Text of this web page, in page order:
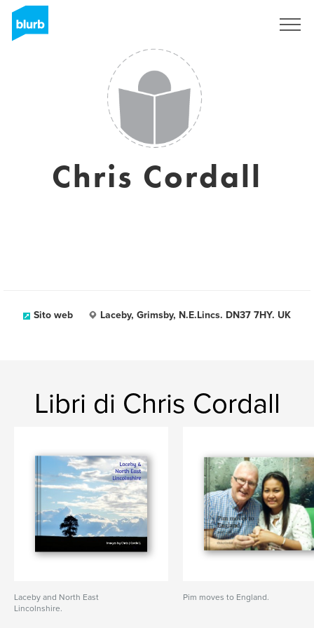
Chris Cordall
Sito web Laceby, Grimsby, N.E.Lincs. DN37 7HY. UK
Libri di Chris Cordall
Laceby and North East
Lincolnshire.
Pim moves to England.